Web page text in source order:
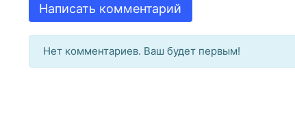
Написать комментарий
Нет комментариев. Ваш будет первым!